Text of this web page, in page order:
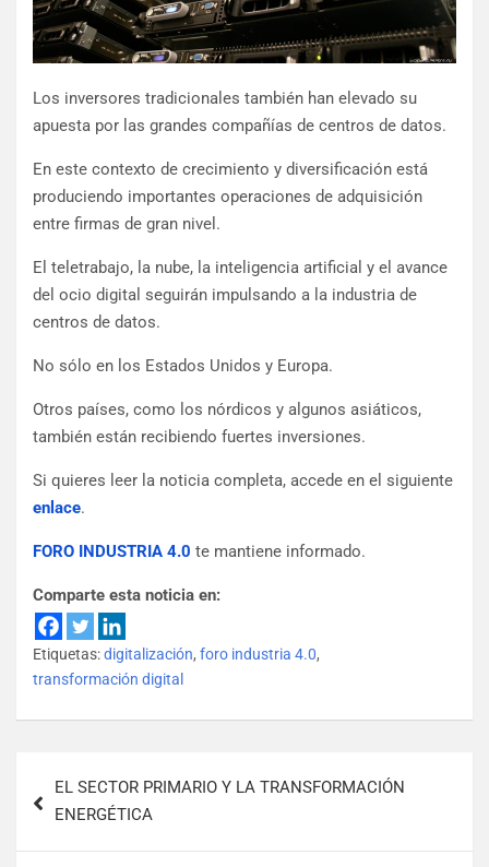
Los inversores tradicionales también han elevado su
apuesta por las grandes compañías de centros de datos.
En este contexto de crecimiento y diversificación está
produciendo importantes operaciones de adquisición
entre firmas de gran nivel.
El teletrabajo, la nube, la inteligencia artificial y el avance
del ocio digital seguirán impulsando a la industria de
centros de datos.
No sólo en los Estados Unidos y Europa.
Otros países, como los nórdicos y algunos asiáticos,
también están recibiendo fuertes inversiones.
Si quieres leer la noticia completa, accede en el siguiente
enlace.
FORO INDUSTRIA 4.0 te mantiene informado.
Comparte esta noticia en:
Etiquetas:digitalización, foro industria 4.0,
transformación digital
EL SECTOR PRIMARIO Y LA TRANSFORMACIÓN
ENERGÉTICA